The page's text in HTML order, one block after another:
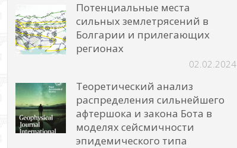
Потенциальные места
сильных землетрясений в
Болгарии и прилегающих
регионах
02.02.2024
Теоретический анализ
распределения сильнейшего
афтершока и закона Бота в
моделях сейсмичности
эпидемического типа